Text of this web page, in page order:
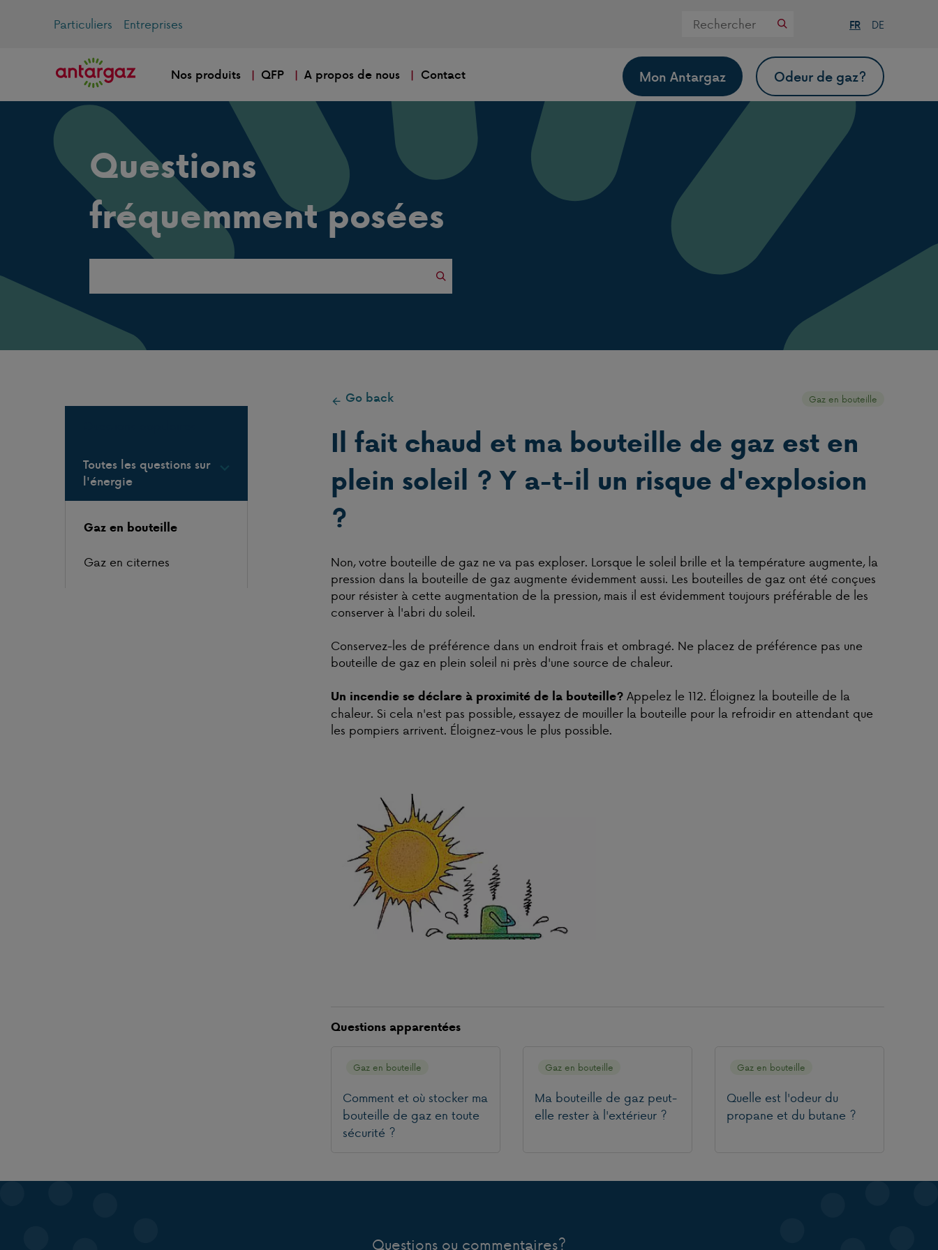
Particuliers Entreprises
Zoek
deze
website
FR DE
Nos produits QFP A propos de nous Contact Mon Antargaz Odeur de gaz?
Questions
fréquemment posées
Toutes les questions sur
l'énergie
Gaz en bouteille
Gaz en citernes
Go back Gaz en bouteille
Il fait chaud et ma bouteille de gaz est en
plein soleil ? Y a-t-il un risque d'explosion
?
Non, votre bouteille de gaz ne va pas exploser. Lorsque le soleil brille et la température augmente, la
pression dans la bouteille de gaz augmente évidemment aussi. Les bouteilles de gaz ont été conçues
pour résister à cette augmentation de la pression, mais il est évidemment toujours préférable de les
conserver à l'abri du soleil.
Conservez-les de préférence dans un endroit frais et ombragé. Ne placez de préférence pas une
bouteille de gaz en plein soleil ni près d'une source de chaleur.
Un incendie se déclare à proximité de la bouteille?Appelez le 112. Éloignez la bouteille de la
chaleur. Si cela n'est pas possible, essayez de mouiller la bouteille pour la refroidir en attendant que
les pompiers arrivent. Éloignez-vous le plus possible.
Questions apparentées
Comment et où stocker ma
bouteille de gaz en toute
sécurité ?
Gaz en bouteille
Ma bouteille de gaz peut-
elle rester à l'extérieur ?
Gaz en bouteille
Quelle est l'odeur du
propane et du butane ?
Gaz en bouteille
Questions ou commentaires?